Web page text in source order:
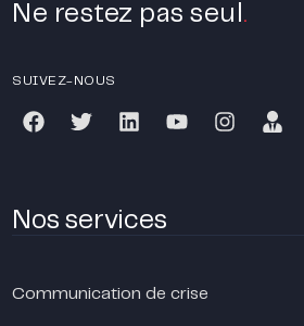
Ne restez pas seul .
SUIVEZ-NOUS
Nos services
Communication de crise